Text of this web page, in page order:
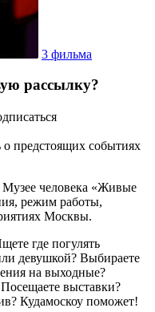
3 фильма
рассылку?
предстоящих событиях
человека «Живые
режим работы,
Москвы.
где погулять
девушкой? Выбираете
на выходные?
выставки?
Кудамоскоу поможет!